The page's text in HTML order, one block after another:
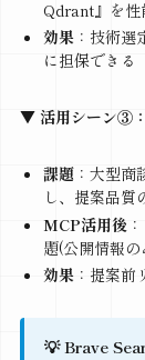
Qdrant』を性
効果：技術選
に担保できる
▼ 活用シーン③
課題：大型商
し、提案品質
MCP活用後
題(公開情報の
効果：提案前
💡 Brave